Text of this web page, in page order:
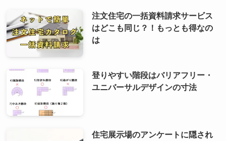
注文住宅の一括資料請求サービス
はどこも同じ？！もっとも得なの
は
登りやすい階段はバリアフリー・
ユニバーサルデザインの寸法
住宅展示場のアンケートに隠され